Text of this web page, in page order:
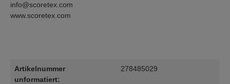
info@scoretex.com
www.scoretex.com
Artikelnummer
unformatiert:
278485029